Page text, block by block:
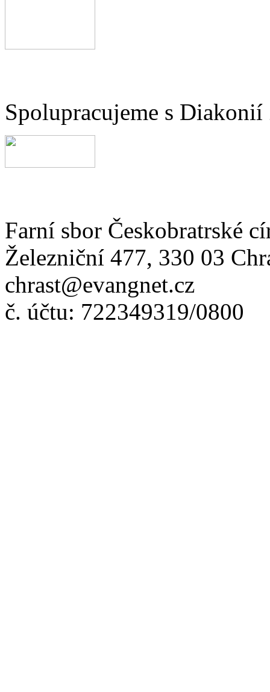
Spolupracujeme s Diakonií
Farní sbor Českobratrské
Železniční 477, 330 03
chrast@evangnet.cz
č. účtu: 722349319/0800